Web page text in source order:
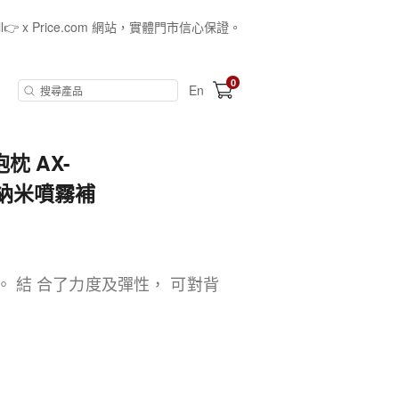
x Price.com 網站，實體門市信心保證。
En 0
枕 AX-
米噴霧補
結 合了力度及彈性， 可對背